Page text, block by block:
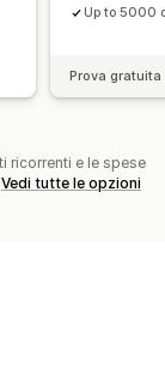
Up to 5000
Prova
ricorrenti e le spese
Vedi tutte le opzioni